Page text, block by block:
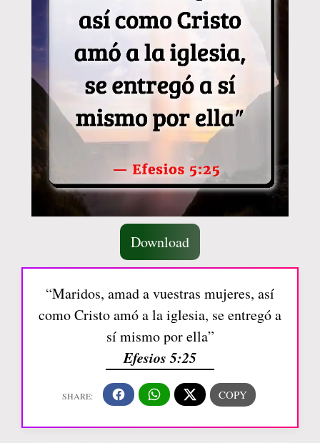
Download
“Maridos, amad a vuestras mujeres, así
como Cristo amó a la iglesia, se entregó a
sí mismo por ella”
Efesios 5:25